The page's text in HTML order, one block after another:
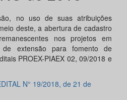
no uso de suas atribuições
deste, a abertura de cadastro
nos projetos em
de extensão para fomento de
PROEX-PIAEX 02, 09/2018 e
N° 19/2018, de 21 de